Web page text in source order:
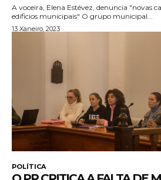
A voceira, Elena Estévez, denuncia "novas
edificios municipais" O grupo municipal...
13 Xaneiro, 2023
POLÍTICA